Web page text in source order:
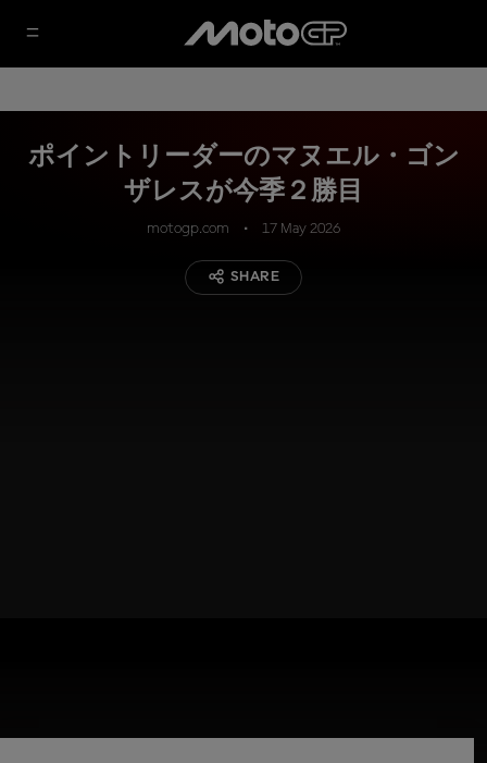
ポイントリーダーのマヌエル・ゴン
ザレスが今季２勝目
motogp.com 17 May 2026
SHARE